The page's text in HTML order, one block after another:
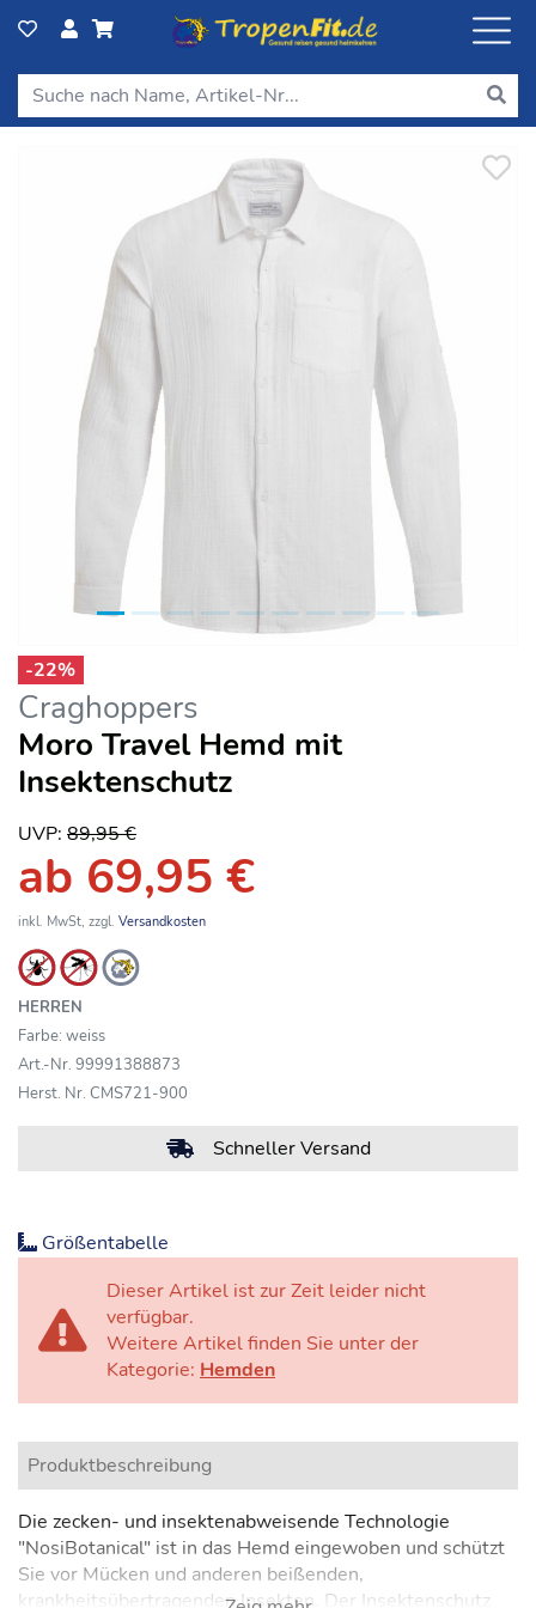
-22%
Craghoppers
Moro Travel Hemd mit
Insektenschutz
UVP: 89,95 €
ab 69,95 €
inkl. MwSt, zzgl. Versandkosten
HERREN
Farbe: weiss
Art.-Nr. 99991388873
Herst. Nr. CMS721-900
Schneller Versand
Größentabelle
Dieser Artikel ist zur Zeit leider nicht
verfügbar.
Weitere Artikel finden Sie unter der
Kategorie: Hemden
Produktbeschreibung
Die zecken- und insektenabweisende Technologie
"NosiBotanical" ist in das Hemd eingewoben und schützt
Sie vor Mücken und anderen beißenden,
krankheitsübertragenden Insekten. Der Insektenschutz